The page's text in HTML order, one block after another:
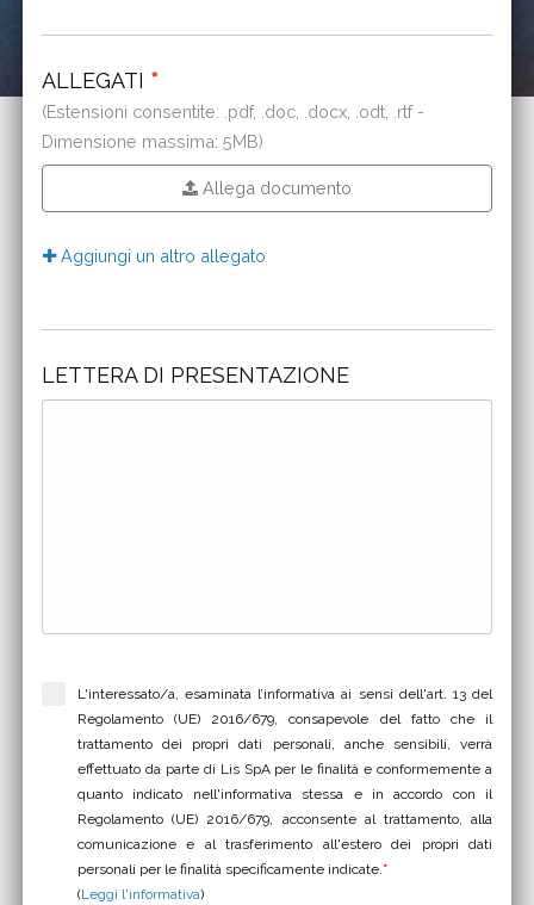
ALLEGATI *
(Estensioni consentite: .pdf, .doc, .docx, .odt, .rtf -
Dimensione massima: 5MB)
Allega documento
Aggiungi un altro allegato
LETTERA DI PRESENTAZIONE
L'interessato/a, esaminata l’informativa ai sensi dell'art. 13 del
Regolamento (UE) 2016/679, consapevole del fatto che il
trattamento dei propri dati personali, anche sensibili, verrà
effettuato da parte di Lis SpA per le finalità e conformemente a
quanto indicato nell'informativa stessa e in accordo con il
Regolamento (UE) 2016/679, acconsente al trattamento, alla
comunicazione e al trasferimento all'estero dei propri dati
personali per le finalità specificamente indicate. *
(Leggi l'informativa)